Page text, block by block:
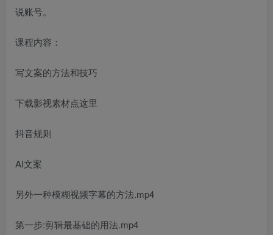
说账号。
课程内容：
写文案的方法和技巧
下载影视素材点这里
抖音规则
AI文案
另外一种模糊视频字幕的方法.mp4
第一步:剪辑最基础的用法.mp4